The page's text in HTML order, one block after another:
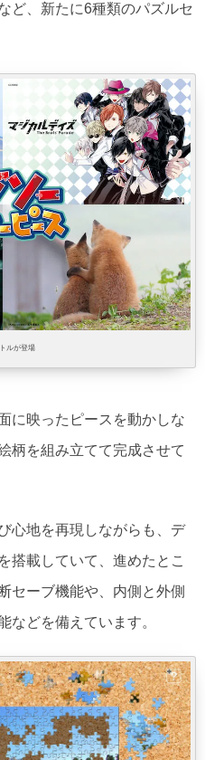
ど、新たに6種類のパズルセ
ルが登場
に映ったピースを動かしな
柄を組み立てて完成させて
心地を再現しながらも、デ
搭載していて、進めたとこ
セーブ機能や、内側と外側
などを備えています。